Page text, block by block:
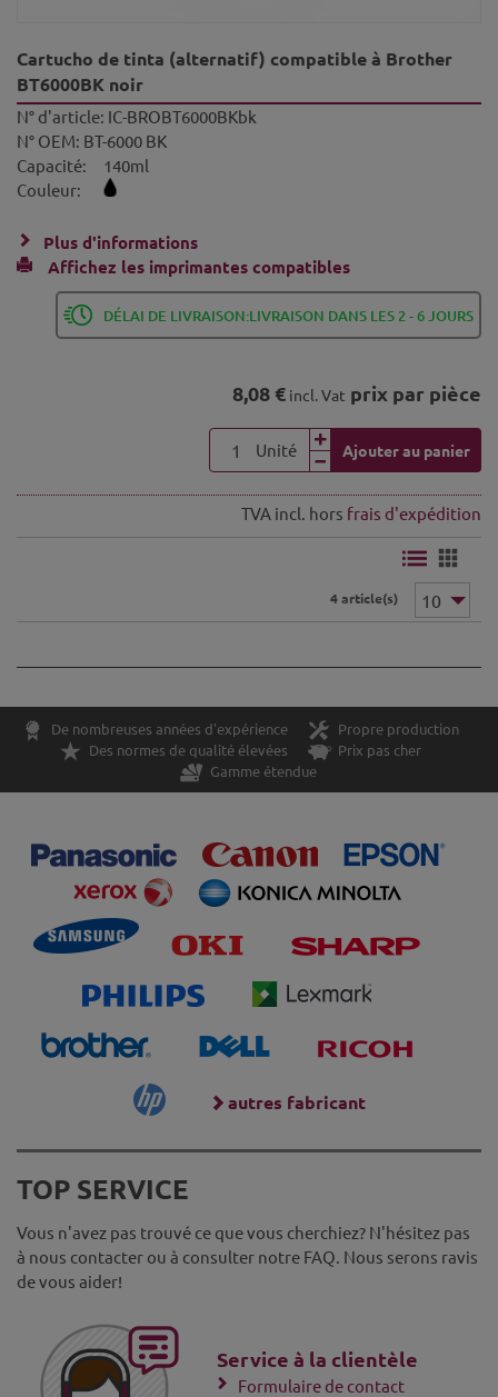
Cartucho de tinta (alternatif) compatible à Brother
BT6000BK noir
N° d'article: IC-BROBT6000BKbk
N° OEM: BT-6000 BK
Capacité:
140ml
Couleur:
Plus d'informations
Affichez les imprimantes compatibles
DÉLAI DE LIVRAISON:LIVRAISON DANS LES 2 - 6 JOURS
8,08 € incl. Vat prix par pièce
Unité Ajouter au panier
TVA incl. hors frais d'expédition
4 article(s)
De nombreuses années d'expérience
Propre production
Des normes de qualité élevées
Prix pas cher
Gamme étendue
autres fabricant
TOP SERVICE
Vous n'avez pas trouvé ce que vous cherchiez? N'hésitez pas
à nous contacter ou à consulter notre FAQ. Nous serons ravis
de vous aider!
Service à la clientèle
Formulaire de contact